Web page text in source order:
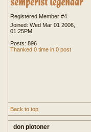
Registered Member #4
Joined: Wed Mar 01 2006,
01:25PM
Posts: 896
Thanked 0 time in 0 post
Back to top
don plotoner